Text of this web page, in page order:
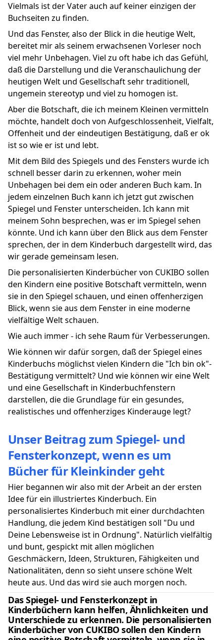
Vielmals ist der Vater auch auf keiner einzigen der
Buchseiten zu finden.
Und das Fenster, also der Blick in die heutige Welt,
bereitet mir als seinem erwachsenen Vorleser noch
viel mehr Unbehagen. Viel zu oft habe ich das Gefühl,
daß die Darstellung und die Veranschaulichung der
heutigen Welt und Gesellschaft sehr traditionell,
ungemein stereotyp und viel zu homogen ist.
Aber die Botschaft, die ich meinem Kleinen vermitteln
möchte, handelt doch von Aufgeschlossenheit, Vielfalt,
Offenheit und der eindeutigen Bestätigung, daß er ok
ist so wie er ist und lebt.
Mit dem Bild des Spiegels und des Fensters wurde ich
schnell besser darin zu erkennen, woher mein
Unbehagen bei dem ein oder anderen Buch kam. In
jedem einzelnen Buch kann ich jetzt gut zwischen
Spiegel und Fenster unterscheiden. Ich kann mit
meinem Sohn besprechen, was er im Spiegel sehen
könnte. Und ich kann über den Blick aus dem Fenster
sprechen, der in dem Kinderbuch dargestellt wird, das
wir gerade gemeinsam lesen.
Die personalisierten Kinderbücher von CUKIBO sollen
den Kindern eine positive Botschaft vermitteln, wenn
sie in den Spiegel schauen, und einen offenherzigen
Blick, wenn sie aus dem Fenster in eine moderne
vielfältige Welt schauen.
Wie auch immer - ich sehe Raum für Verbesserungen.
Wie können wir dafür sorgen, daß der Spiegel eines
Kinderbuchs möglichst vielen Kindern die "Ich bin ok"-
Bestätigung vermittelt? Und wie können wir eine Welt
und eine Gesellschaft in Kinderbuchfenstern
darstellen, die die Grundlage für ein gesundes,
realistisches und offenherziges Kinderauge legt?
Unser Beitrag zum Spiegel- und
Fensterkonzept, wenn es um
Bücher für Kleinkinder geht
Hier begannen wir also mit der Arbeit an der ersten
Idee für ein illustriertes Kinderbuch. Ein
personalisiertes Kinderbuch mit einer durchdachten
Handlung, die jedem Kind bestätigen soll "Du und
Deine Lebensweise ist in Ordnung". Natürlich vielfältig
und bunt, gespickt mit allen möglichen
Geschmäckern, Ideen, Strukturen, Fähigkeiten und
Nationalitäten, denn so sieht unsere schöne Welt
heute aus. Und das wird sie auch morgen noch.
Das Spiegel- und Fensterkonzept in
Kinderbüchern kann helfen, Ähnlichkeiten und
Unterschiede zu erkennen. Die personalisierten
Kinderbücher von CUKIBOsollen den Kindern